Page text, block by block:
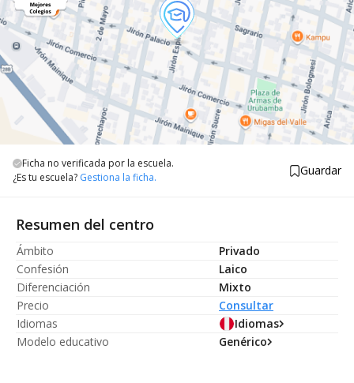
Ficha no verificada por la escuela.
¿Es tu escuela? Gestiona la ficha. Guardar
Resumen del centro
Ámbito
Privado
Confesión
Laico
Diferenciación
Mixto
Precio
Consultar
Idiomas
Idiomas
Modelo educativo
Genérico